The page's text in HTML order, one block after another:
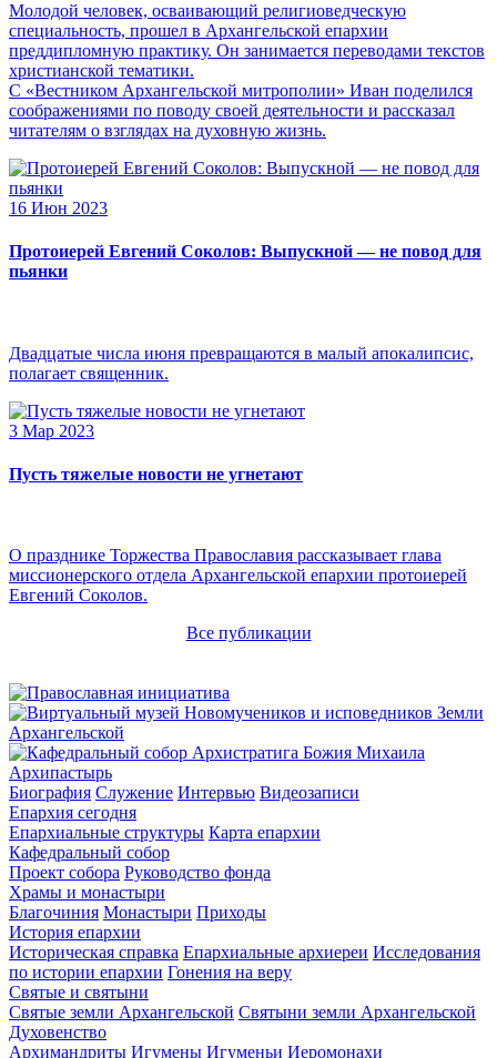
Молодой человек, осваивающий религиоведческую
специальность, прошел в Архангельской епархии
преддипломную практику. Он занимается переводами текстов
христианской тематики.
С «Вестником Архангельской митрополии» Иван поделился
соображениями по поводу своей деятельности и рассказал
читателям о взглядах на духовную жизнь.
16 Июн 2023
Протоиерей Евгений Соколов: Выпускной — не повод для
пьянки
Двадцатые числа июня превращаются в малый апокалипсис,
полагает священник.
3 Мар 2023
Пусть тяжелые новости не угнетают
О празднике Торжества Православия рассказывает глава
миссионерского отдела Архангельской епархии протоиерей
Евгений Соколов.
Все публикации
Архипастырь
Биография Служение Интервью Видеозаписи
Епархия сегодня
Епархиальные структуры Карта епархии
Кафедральный собор
Проект собора Руководство фонда
Храмы и монастыри
Благочиния Монастыри Приходы
История епархии
Историческая справка Епархиальные архиереи Исследования
по истории епархии Гонения на веру
Святые и святыни
Святые земли Архангельской Святыни земли Архангельской
Духовенство
Архимандриты Игумены Игуменьи Иеромонахи